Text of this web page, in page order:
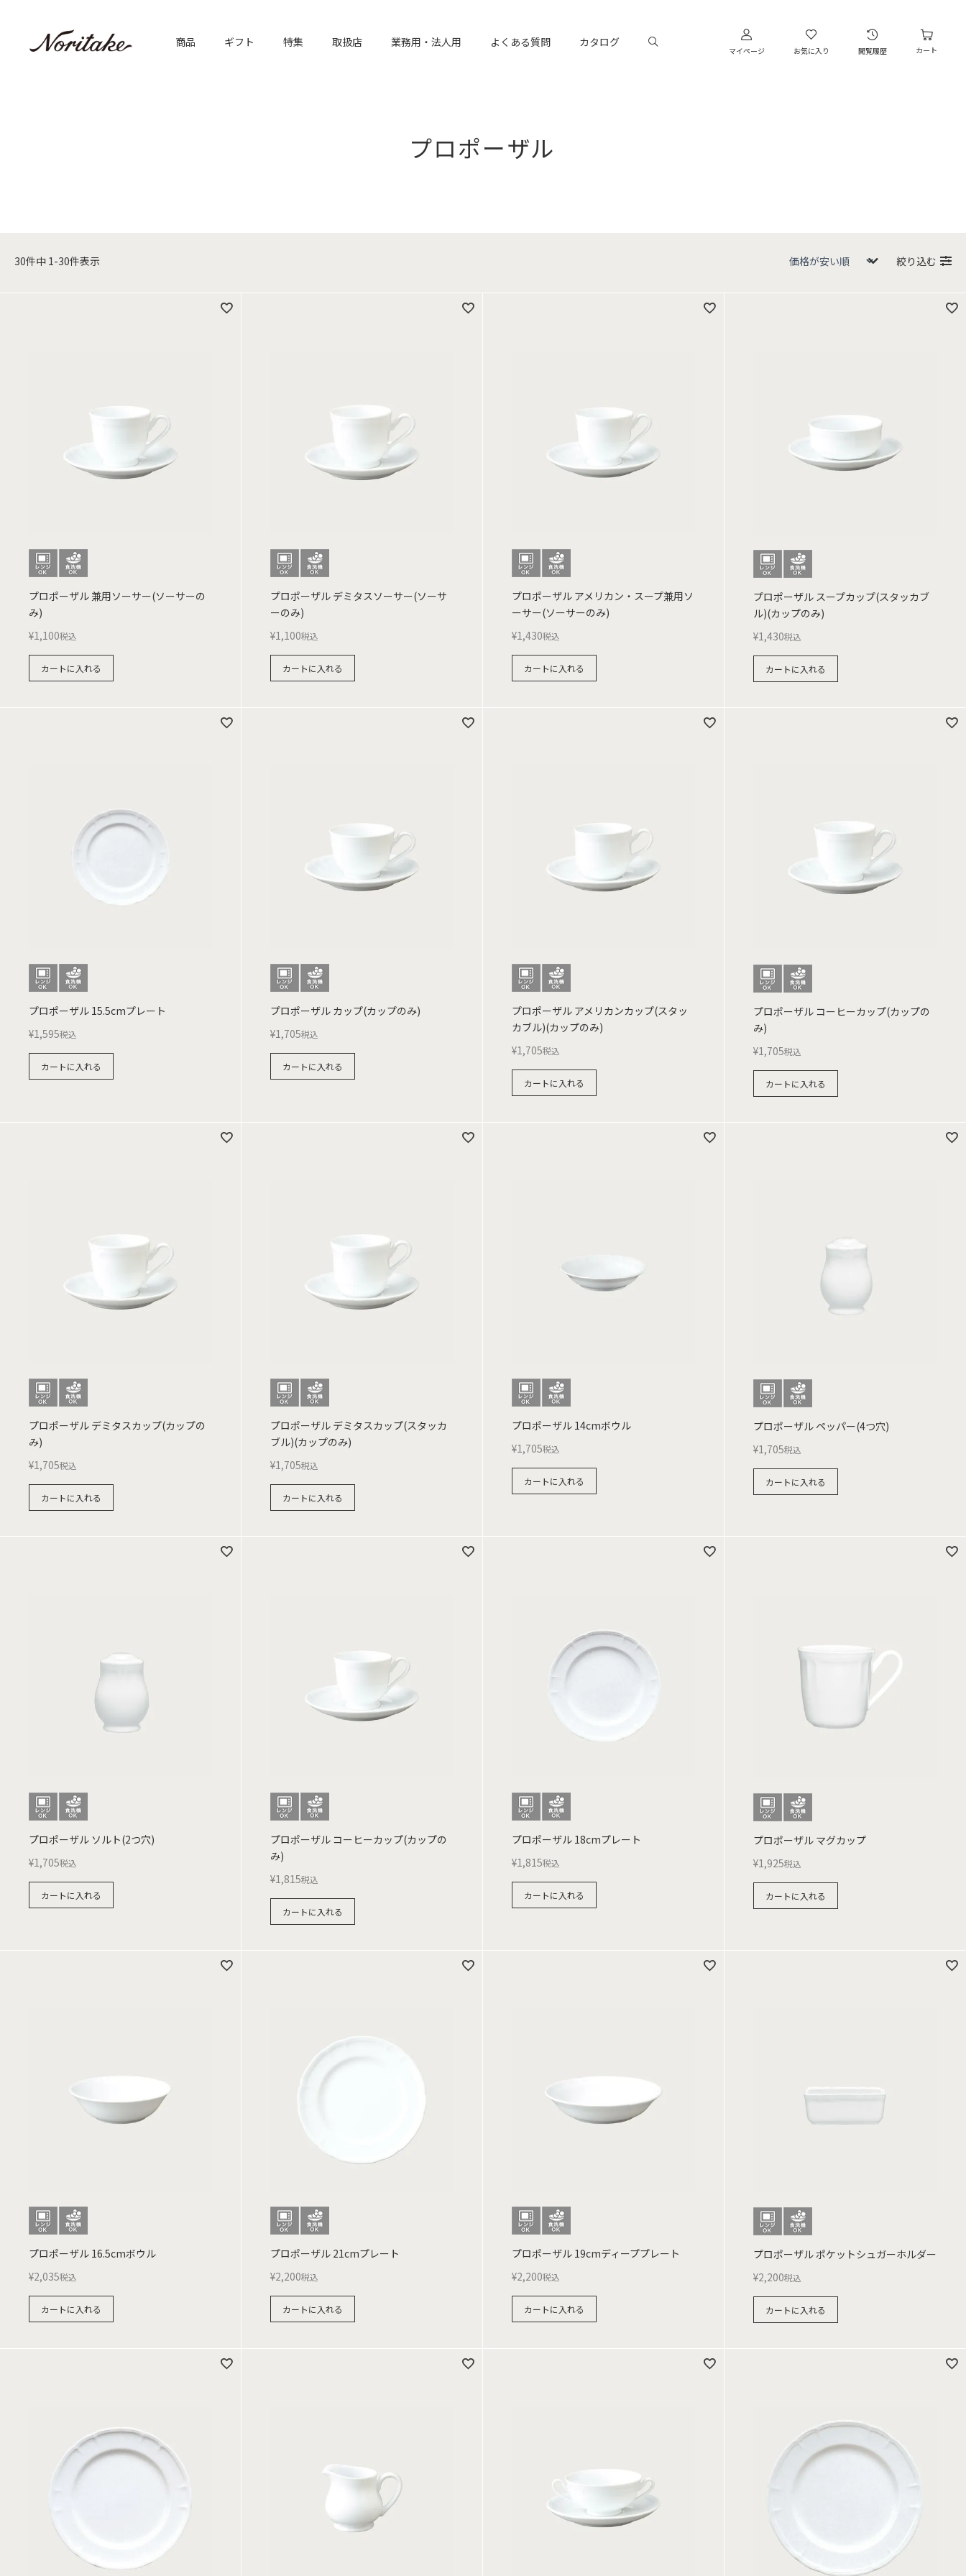
商品 ギフト 特集 取扱店 業務用・法人用 よくある質問 カタログ
マイページ お気に入り 閲覧履歴 カート
プロポーザル
30件中 1-30件表示 絞り込む
プロポーザル 兼用ソーサー(ソーサーの
み)
¥1,100税込
カートに入れる
プロポーザル デミタスソーサー(ソーサ
ーのみ)
¥1,100税込
カートに入れる
プロポーザル アメリカン・スープ兼用ソ
ーサー(ソーサーのみ)
¥1,430税込
カートに入れる
プロポーザル スープカップ(スタッカブ
ル)(カップのみ)
¥1,430税込
カートに入れる
プロポーザル 15.5cmプレート
¥1,595税込
カートに入れる
プロポーザル カップ(カップのみ)
¥1,705税込
カートに入れる
プロポーザル アメリカンカップ(スタッ
カブル)(カップのみ)
¥1,705税込
カートに入れる
プロポーザル コーヒーカップ(カップの
み)
¥1,705税込
カートに入れる
プロポーザル デミタスカップ(カップの
み)
¥1,705税込
カートに入れる
プロポーザル デミタスカップ(スタッカ
ブル)(カップのみ)
¥1,705税込
カートに入れる
プロポーザル 14cmボウル
¥1,705税込
カートに入れる
プロポーザル ペッパー(4つ穴)
¥1,705税込
カートに入れる
プロポーザル ソルト(2つ穴)
¥1,705税込
カートに入れる
プロポーザル コーヒーカップ(カップの
み)
¥1,815税込
カートに入れる
プロポーザル 18cmプレート
¥1,815税込
カートに入れる
プロポーザル マグカップ
¥1,925税込
カートに入れる
プロポーザル 16.5cmボウル
¥2,035税込
カートに入れる
プロポーザル 21cmプレート
¥2,200税込
カートに入れる
プロポーザル 19cmディーププレート
¥2,200税込
カートに入れる
プロポーザル ポケットシュガーホルダー
¥2,200税込
カートに入れる